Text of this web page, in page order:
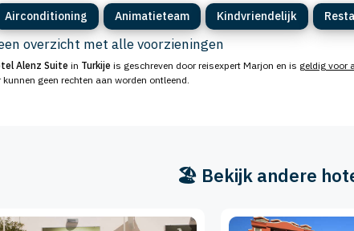
Airconditioning Animatieteam Kindvriendelijk
overzicht met alle voorzieningen
Alenz Suite in Turkije is geschreven door reisexpert Marjon en is geldig voor
geen rechten aan worden ontleend.
🏖️ Bekijk andere